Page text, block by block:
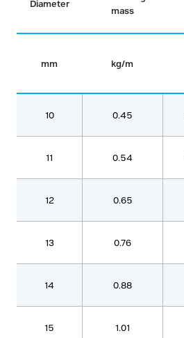
Diameter
mass
mm kg/m
10 0.45
11 0.54
12 0.65
13 0.76
14 0.88
15 1.01